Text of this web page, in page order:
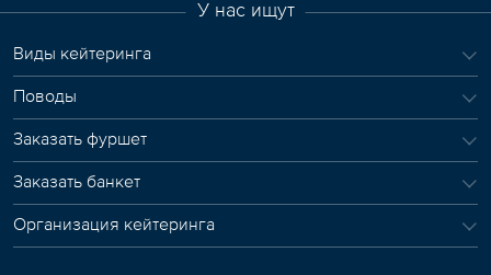
У нас ищут
Виды кейтеринга
Поводы
Заказать фуршет
Заказать банкет
Организация кейтеринга